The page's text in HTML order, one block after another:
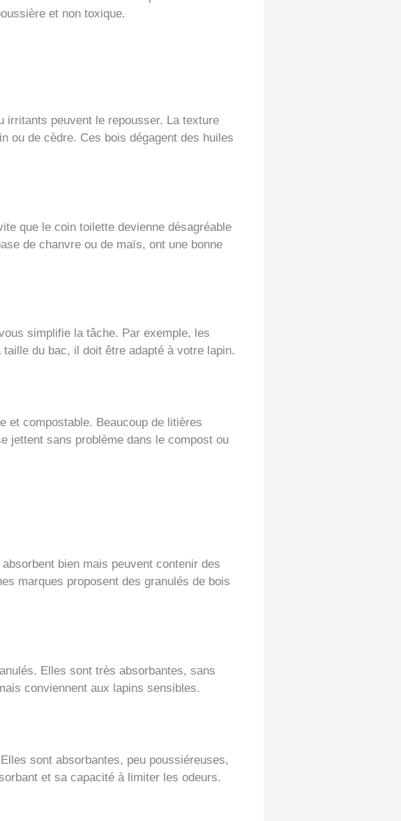
et non toxique.
irritants peuvent le repousser. La texture
ou de cèdre. Ces bois dégagent des huiles
que le coin toilette devienne désagréable
de chanvre ou de maïs, ont une bonne
simplifie la tâche. Par exemple, les
du bac, il doit être adapté à votre lapin.
et compostable. Beaucoup de litières
jettent sans problème dans le compost ou
bien mais peuvent contenir des
marques proposent des granulés de bois
Elles sont très absorbantes, sans
conviennent aux lapins sensibles.
sont absorbantes, peu poussiéreuses,
et sa capacité à limiter les odeurs.